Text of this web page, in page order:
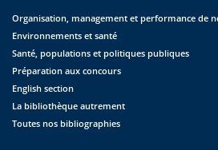
Organisation, management et performance de
Environnements et santé
Santé, populations et politiques publiques
Préparation aux concours
English section
La bibliothèque autrement
Toutes nos bibliographies